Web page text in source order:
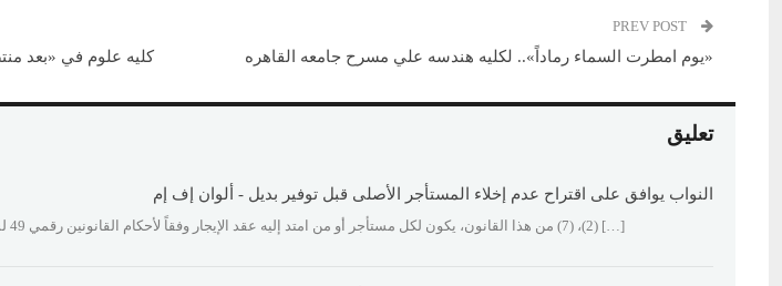
«يوم امطرت السماء رماداً».. لكليه هندسه علي مسرح جامعه القاهره كليه علوم في «بعد
تعليق
النواب يوافق على اقتراح عدم إخلاء المستأجر الأصلى قبل توفير بديل - ألوان إف إم
[…] (2)، (7) من هذا القانون، يكون لكل مستأجر أو من امتد إليه عقد الإيجار وفقاً لأحكام القانونين رقمي 49 لسنة 1977، 136 لسنة 1981 […]